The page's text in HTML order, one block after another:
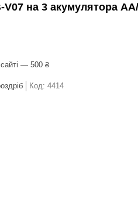
на 3 акумулятора
— 500 ₴
Код: 4414